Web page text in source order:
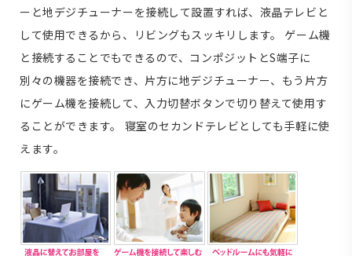
ーと地デジチューナーを接続して設置すれば、液晶テレビと
して使用できるから、リビングもスッキリします。 ゲーム機
と接続することでもできるので、コンポジットとS端子に
別々の機器を接続でき、片方に地デジチューナー、もう片方
にゲーム機を接続して、入力切替ボタンで切り替えて使用す
ることができます。 寝室のセカンドテレビとしても手軽に使
えます。